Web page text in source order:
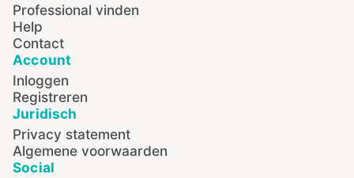
Professional vinden
Help
Contact
Account
Inloggen
Registreren
Juridisch
Privacy statement
Algemene voorwaarden
Social